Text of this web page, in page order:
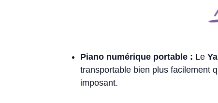
Piano numérique portable : Le
transportable bien plus facilement
imposant.